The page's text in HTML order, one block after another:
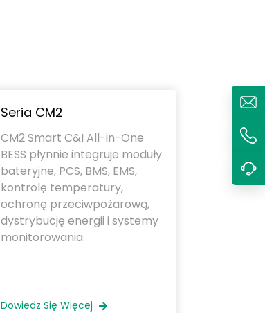
Seria CM2
CM2 Smart C&I All-in-One
BESS płynnie integruje moduły
bateryjne, PCS, BMS, EMS,
kontrolę temperatury,
ochronę przeciwpożarową,
dystrybucję energii i systemy
monitorowania.
Dowiedz Się Więcej